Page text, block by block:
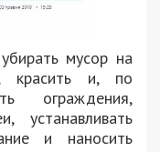
мусор на
красить и, по
ограждения,
устанавливать
и наносить